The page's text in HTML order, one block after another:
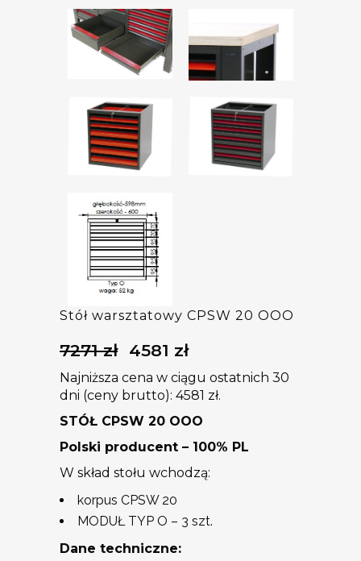
Stół warsztatowy CPSW 20 OOO
7271zł
Pierwotna
wynosiła:
7271 zł.
4581 złAktualna
wynosi:
4581 zł.
Najniższa cena w ciągu ostatnich 30
dni (ceny brutto): 4581 zł.
STÓŁ CPSW 20 OOO
Polski producent – 100% PL
W skład stołu wchodzą:
korpus CPSW 20
MODUŁ TYP O – 3 szt.
Dane techniczne: